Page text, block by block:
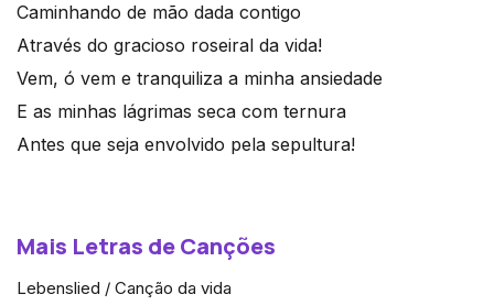
Caminhando de mão dada contigo
Através do gracioso roseiral da vida!
Vem, ó vem e tranquiliza a minha ansiedade
E as minhas lágrimas seca com ternura
Antes que seja envolvido pela sepultura!
Mais Letras de Canções
Lebenslied / Canção da vida